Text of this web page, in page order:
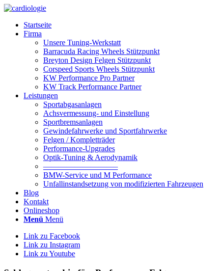
Startseite
Firma
Unsere Tuning-Werkstatt
Barracuda Racing Wheels Stützpunkt
Breyton Design Felgen Stützpunkt
Corspeed Sports Wheels Stützpunkt
KW Performance Pro Partner
KW Track Performance Partner
Leistungen
Sportabgasanlagen
Achsvermessung- und Einstellung
Sportbremsanlagen
Gewindefahrwerke und Sportfahrwerke
Felgen / Kompletträder
Performance-Upgrades
Optik-Tuning & Aerodynamik
—————————–
BMW-Service und M Performance
Unfallinstandsetzung von modifizierten Fahrzeugen
Blog
Kontakt
Onlineshop
Menü Menü
Link zu Facebook
Link zu Instagram
Link zu Youtube